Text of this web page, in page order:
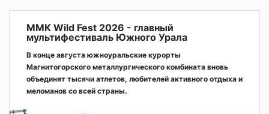
ММК Wild Fest 2026 - главный
мультифестиваль Южного Урала
В конце августа южноуральские курорты
Магнитогорского металлургического комбината вновь
объединят тысячи атлетов, любителей активного отдыха и
меломанов со всей страны.